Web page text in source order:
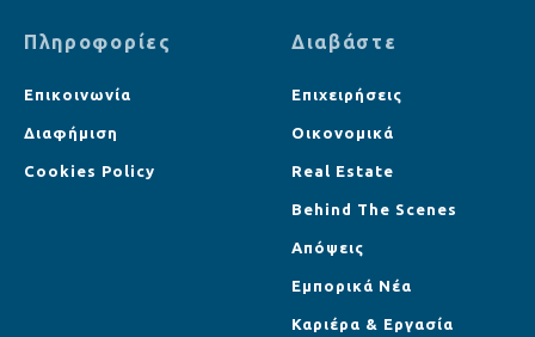
Πληροφορίες
Επικοινωνία
Διαφήμιση
Cookies Policy
Διαβάστε
Επιχειρήσεις
Οικονομικά
Real Estate
Behind The Scenes
Απόψεις
Εμπορικά Νέα
Καριέρα & Εργασία